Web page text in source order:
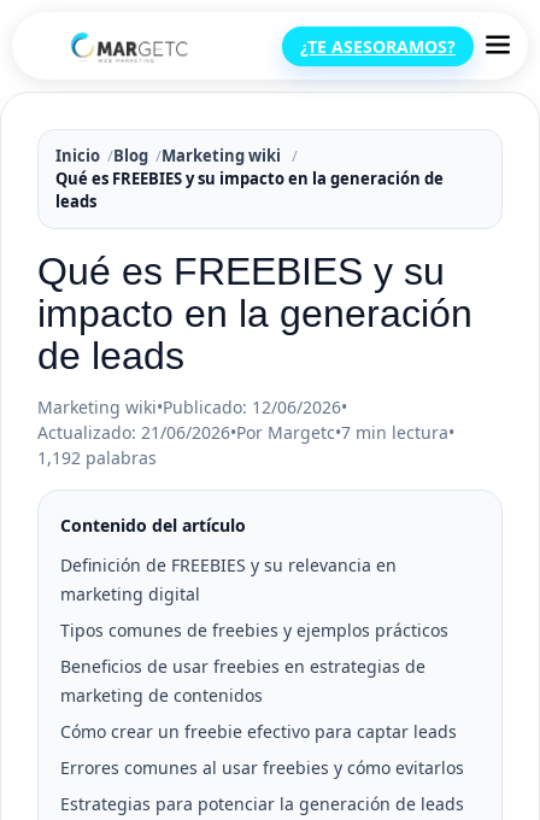
¿TE ASESORAMOS?
Inicio Blog
Marketing wiki
Qué es FREEBIES y su impacto en la generación de
leads
Qué es FREEBIES y su
impacto en la generación
de leads
Marketing wiki•Publicado: 12/06/2026•
Actualizado: 21/06/2026•Por Margetc•7 min lectura•
1,192 palabras
Contenido del artículo
Definición de FREEBIES y su relevancia en
marketing digital
Tipos comunes de freebies y ejemplos prácticos
Beneficios de usar freebies en estrategias de
marketing de contenidos
Cómo crear un freebie efectivo para captar leads
Errores comunes al usar freebies y cómo evitarlos
Estrategias para potenciar la generación de leads